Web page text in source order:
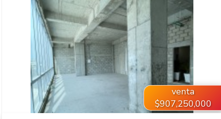
VER INMUEBLE
venta
$907,250,000